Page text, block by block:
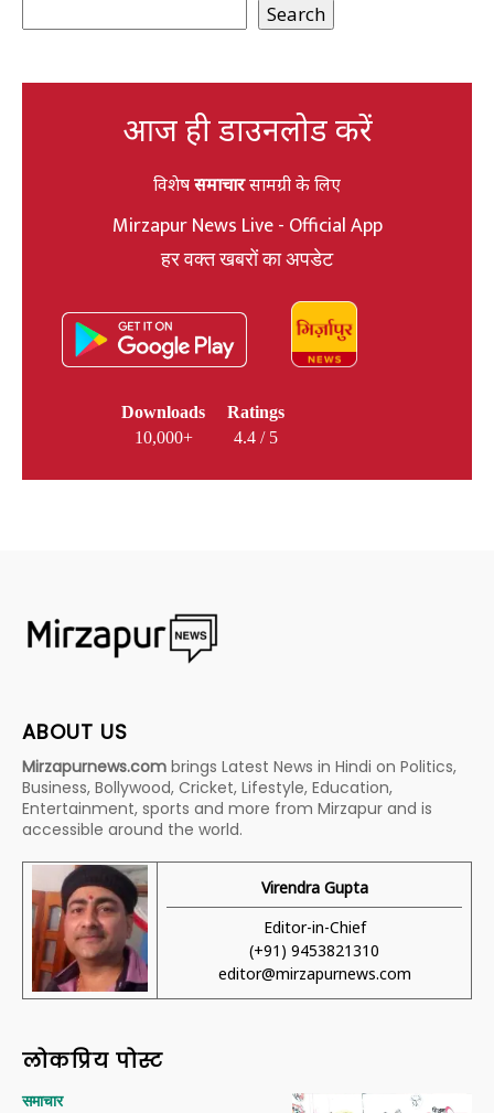
Search
आज ही डाउनलोड करें
विशेषसमाचारसामग्री के लिए
Mirzapur News Live - Official App
हर वक्त खबरों का अपडेट
Downloads
10,000+
Ratings
4.4 / 5
ABOUT US
Mirzapurnews.com brings Latest News in Hindi on Politics,
Business, Bollywood, Cricket, Lifestyle, Education,
Entertainment, sports and more from Mirzapur and is
accessible around the world.
Virendra Gupta
Editor-in-Chief
(+91) 9453821310
editor@mirzapurnews.com
लोकप्रिय पोस्ट
समाचार